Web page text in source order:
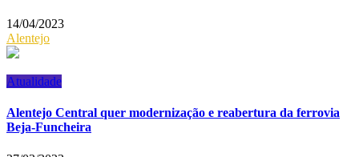
14/04/2023
Alentejo
Atualidade
Alentejo Central quer modernização e reabertura da ferrovia
Beja-Funcheira